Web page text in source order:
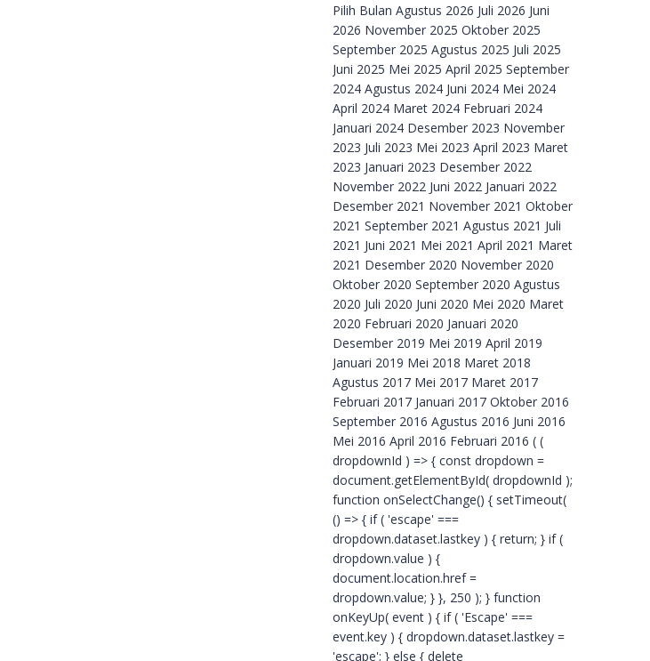
Archive
Pilih Bulan Agustus 2026 Juli 2026 Juni
2026 November 2025 Oktober 2025
September 2025 Agustus 2025 Juli 2025
Juni 2025 Mei 2025 April 2025 September
2024 Agustus 2024 Juni 2024 Mei 2024
April 2024 Maret 2024 Februari 2024
Januari 2024 Desember 2023 November
2023 Juli 2023 Mei 2023 April 2023 Maret
2023 Januari 2023 Desember 2022
November 2022 Juni 2022 Januari 2022
Desember 2021 November 2021 Oktober
2021 September 2021 Agustus 2021 Juli
2021 Juni 2021 Mei 2021 April 2021 Maret
2021 Desember 2020 November 2020
Oktober 2020 September 2020 Agustus
2020 Juli 2020 Juni 2020 Mei 2020 Maret
2020 Februari 2020 Januari 2020
Desember 2019 Mei 2019 April 2019
Januari 2019 Mei 2018 Maret 2018
Agustus 2017 Mei 2017 Maret 2017
Februari 2017 Januari 2017 Oktober 2016
September 2016 Agustus 2016 Juni 2016
Mei 2016 April 2016 Februari 2016 ( (
dropdownId ) => { const dropdown =
document.getElementById( dropdownId );
function onSelectChange() { setTimeout(
() => { if ( 'escape' ===
dropdown.dataset.lastkey ) { return; } if (
dropdown.value ) {
document.location.href =
dropdown.value; } }, 250 ); } function
onKeyUp( event ) { if ( 'Escape' ===
event.key ) { dropdown.dataset.lastkey =
'escape'; } else { delete